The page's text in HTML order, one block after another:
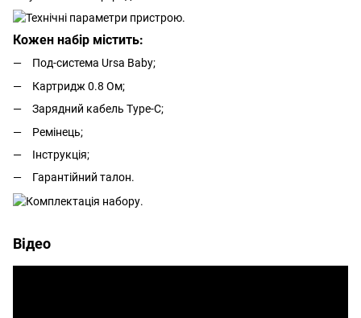
Кожен набір містить:
Под-система Ursa Baby;
Картридж 0.8 Ом;
Зарядний кабель Type-C;
Ремінець;
Інструкція;
Гарантійний талон.
Відео